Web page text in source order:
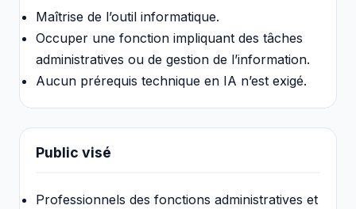
Maîtrise de l’outil informatique.
Occuper une fonction impliquant des tâches
administratives ou de gestion de l’information.
Aucun prérequis technique en IA n’est exigé.
Public visé
Professionnels des fonctions administratives et